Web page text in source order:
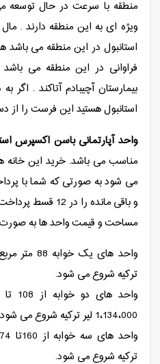
منطقه با سرعت در حال توسعه
ویژه ای به این منطقه دارند .
استانبول در این منطقه می باشد
فراوانی در این منطقه می
بیمارستان آچیبادم آتاکند . اگر
استانبول هستید این فرست را از
واحد آپارتمانی باسن اکسپرس
مناسب می باشد. خرید این خانه
و باقی مانده را در 12 قسط پرداخت می کنید.
مساحت و قیمت واحد ها به
ترکیه شروع می شود.
1،134،000 لیر ترکیه شروع می شود.
ترکیه شروع می شود.